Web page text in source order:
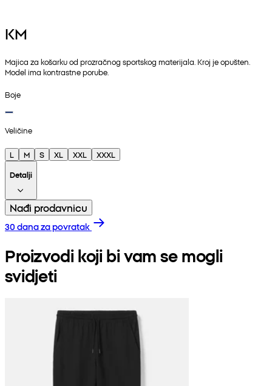
KM
Majica za košarku od prozračnog sportskog materijala. Kroj je opušten.
Model ima kontrastne porube.
Boje
Veličine
L M S XL XXL
XXXL
Detalji
Nađi prodavnicu
30 dana za povratak
Proizvodi koji bi vam se mogli
svidjeti